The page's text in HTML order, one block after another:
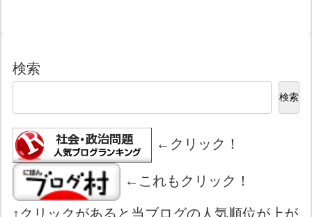
検索
検索
←クリック！
←これもクリック！
↑クリックがあると当ブログの人気順位が上が